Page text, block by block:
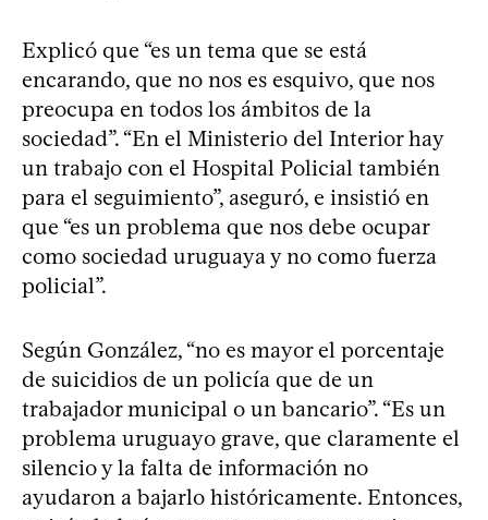
Explicó que “es un tema que se está
encarando, que no nos es esquivo, que nos
preocupa en todos los ámbitos de la
sociedad”. “En el Ministerio del Interior hay
un trabajo con el Hospital Policial también
para el seguimiento”, aseguró, e insistió en
que “es un problema que nos debe ocupar
como sociedad uruguaya y no como fuerza
policial”.
Según González, “no es mayor el porcentaje
de suicidios de un policía que de un
trabajador municipal o un bancario”. “Es un
problema uruguayo grave, que claramente el
silencio y la falta de información no
ayudaron a bajarlo históricamente. Entonces,